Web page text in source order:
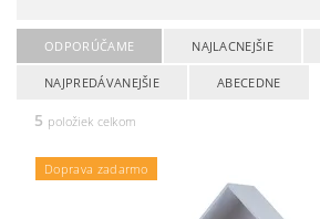
ODPORÚČAME NAJLACNEJŠIE
NAJPREDÁVANEJŠIE ABECEDNE
5 položiek celkom
Doprava zadarmo